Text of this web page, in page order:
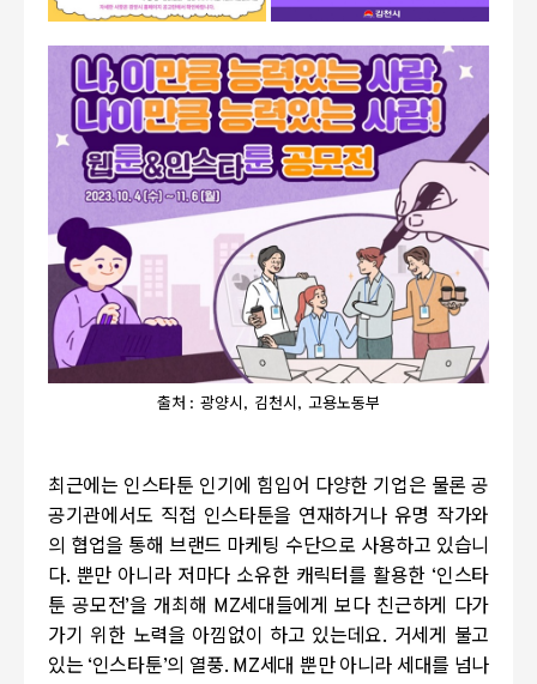
출처 : 광양시, 김천시, 고용노동부
최근에는 인스타툰 인기에 힘입어 다양한 기업은 물론 공
공기관에서도 직접 인스타툰을 연재하거나 유명 작가와
의 협업을 통해 브랜드 마케팅 수단으로 사용하고 있습니
다. 뿐만 아니라 저마다 소유한 캐릭터를 활용한 ‘인스타
툰 공모전’을 개최해 MZ세대들에게 보다 친근하게 다가
가기 위한 노력을 아낌없이 하고 있는데요. 거세게 불고
있는 ‘인스타툰’의 열풍. MZ세대 뿐만 아니라 세대를 넘나